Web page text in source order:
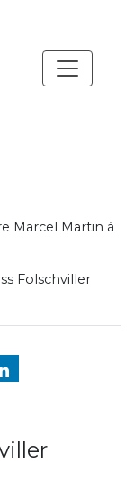
Marcel Martin à
Folschviller